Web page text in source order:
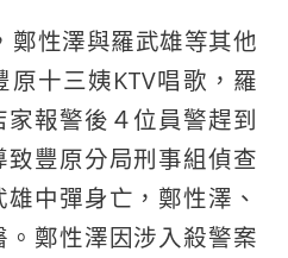
鄭性澤與羅武雄等其他
十三姨KTV唱歌，羅
報警後４位員警趕到
豐原分局刑事組偵查
中彈身亡，鄭性澤、
鄭性澤因涉入殺警案